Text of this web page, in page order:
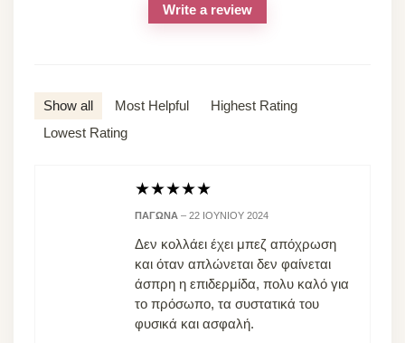
Write a review
Show all Most Helpful
Highest Rating
Lowest Rating
★★★★★
ΠΑΓΏΝΑ – 22 ΙΟΥΝΊΟΥ 2024
Δεν κολλάει έχει μπεζ απόχρωση
και όταν απλώνεται δεν φαίνεται
άσπρη η επιδερμίδα, πολυ καλό για
το πρόσωπο, τα συστατικά του
φυσικά και ασφαλή.